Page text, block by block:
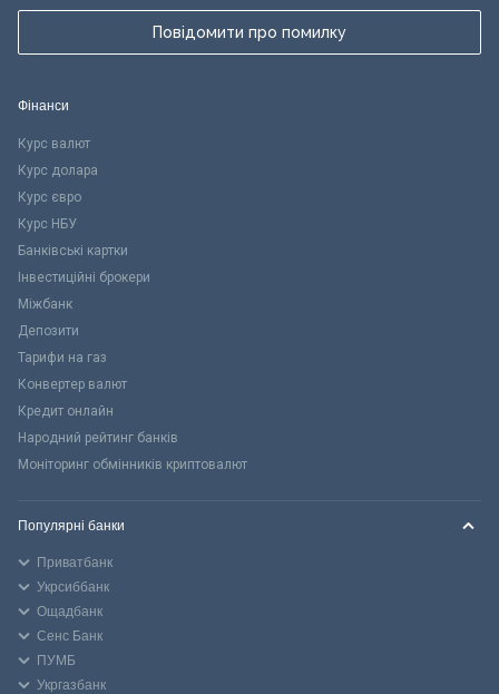
Повідомити про помилку
Фінанси
Курс валют
Курс долара
Курс євро
Курс НБУ
Банківські картки
Інвестиційні брокери
Міжбанк
Депозити
Тарифи на газ
Конвертер валют
Кредит онлайн
Народний рейтинг банків
Моніторинг обмінників криптовалют
Популярні банки
Приватбанк
Укрсиббанк
Ощадбанк
Сенс Банк
ПУМБ
Укргазбанк